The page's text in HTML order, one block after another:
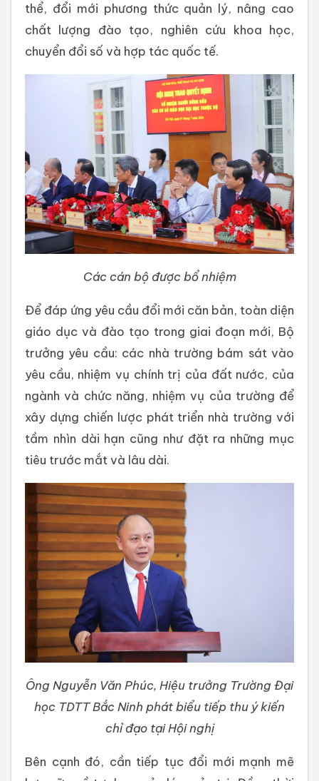
thể, đổi mới phương thức quản lý, nâng cao
chất lượng đào tạo, nghiên cứu khoa học,
chuyển đổi số và hợp tác quốc tế.
Các cán bộ được bổ nhiệm
Để đáp ứng yêu cầu đổi mới căn bản, toàn diện
giáo dục và đào tạo trong giai đoạn mới, Bộ
trưởng yêu cầu: các nhà trường bám sát vào
yêu cầu, nhiệm vụ chính trị của đất nước, của
ngành và chức năng, nhiệm vụ của trường để
xây dựng chiến lược phát triển nhà trường với
tầm nhìn dài hạn cũng như đặt ra những mục
tiêu trước mắt và lâu dài.
Ông Nguyễn Văn Phúc, Hiệu trưởng Trường Đại
học TDTT Bắc Ninh phát biểu tiếp thu ý kiến
chỉ đạo tại Hội nghị
Bên cạnh đó, cần tiếp tục đổi mới mạnh mẽ